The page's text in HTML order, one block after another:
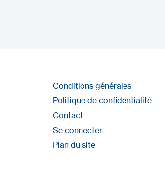
Conditions générales
Politique de confidentialité
Contact
Se connecter
Plan du site